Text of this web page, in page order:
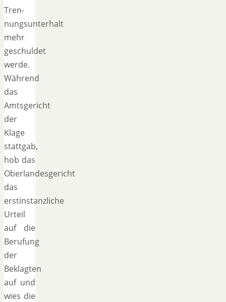
Tren-
nungsunterhalt
mehr
geschuldet
werde.
Während
das
Amtsgericht
der
Klage
stattgab,
hob das
Oberlandesgericht
das
erstinstanzliche
Urteil
auf die
Berufung
der
Beklagten
auf und
wies die